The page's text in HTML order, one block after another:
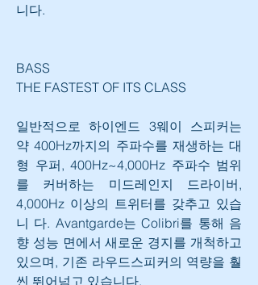
니다.
BASS
THE FASTEST OF ITS CLASS
일반적으로 하이엔드 3웨이 스피커는
약 400Hz까지의 주파수를 재생하는 대
형 우퍼, 400Hz~4,000Hz 주파수 범위
를 커버하는 미드레인지 드라이버,
4,000Hz 이상의 트위터를 갖추고 있습
니 다. Avantgarde는 Colibri를 통해 음
향 성능 면에서 새로운 경지를 개척하고
있으며, 기존 라우드스피커의 역량을 훨
씬 뛰어넘고 있습니다.